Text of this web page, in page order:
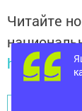
Читайте
https://